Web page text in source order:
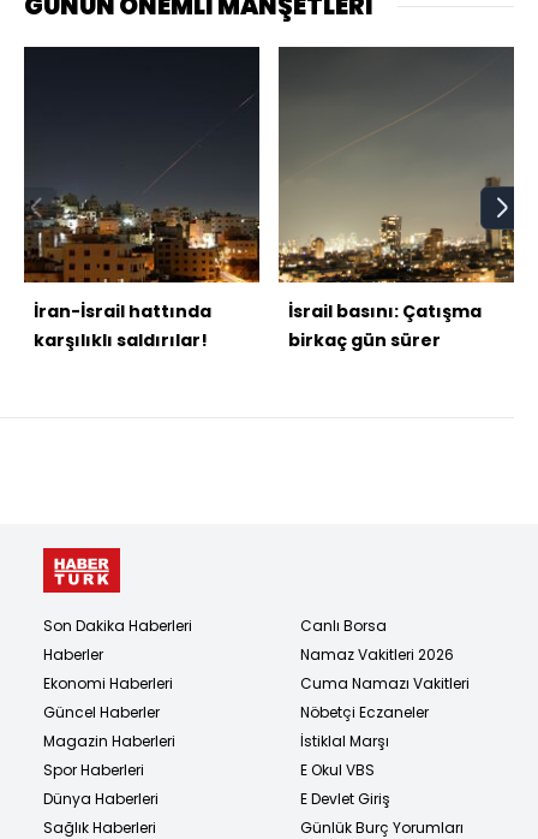
İran-İsrail hattında
karşılıklı saldırılar!
İsrail basını: Çatışma
birkaç gün sürer
Son Dakika Haberleri
Haberler
Ekonomi Haberleri
Güncel Haberler
Magazin Haberleri
Spor Haberleri
Dünya Haberleri
Sağlık Haberleri
Canlı Borsa
Namaz Vakitleri 2026
Cuma Namazı Vakitleri
Nöbetçi Eczaneler
İstiklal Marşı
E Okul VBS
E Devlet Giriş
Günlük Burç Yorumları